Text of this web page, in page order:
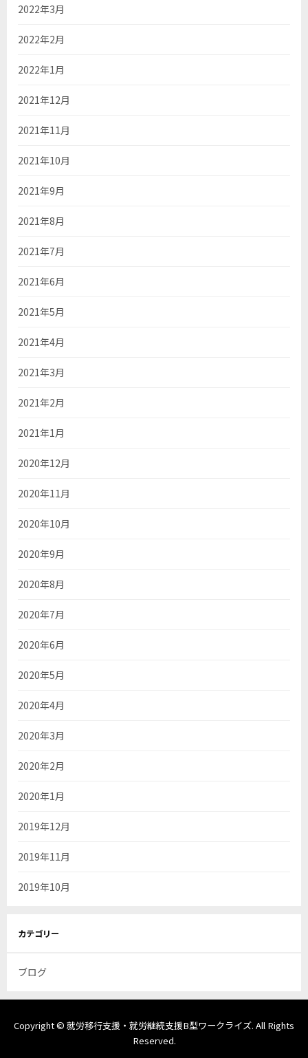
2022年3月
2022年2月
2022年1月
2021年12月
2021年11月
2021年10月
2021年9月
2021年8月
2021年7月
2021年6月
2021年5月
2021年4月
2021年3月
2021年2月
2021年1月
2020年12月
2020年11月
2020年10月
2020年9月
2020年8月
2020年7月
2020年6月
2020年5月
2020年4月
2020年3月
2020年2月
2020年1月
2019年12月
2019年11月
2019年10月
カテゴリー
ブログ
Copyright © 就労移行支援・就労継続支援B型ワークライズ. All Rights
Reserved.